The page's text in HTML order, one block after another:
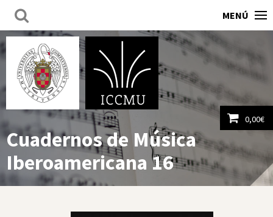
MENÚ
0,00€
Ver carrito
Cuadernos de Música
Iberoamericana 16